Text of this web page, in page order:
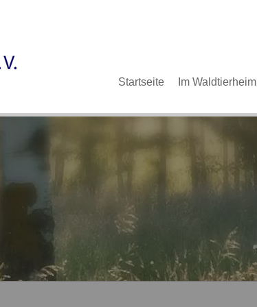
Navigation
überspringen
Startseite Im Waldtierheim